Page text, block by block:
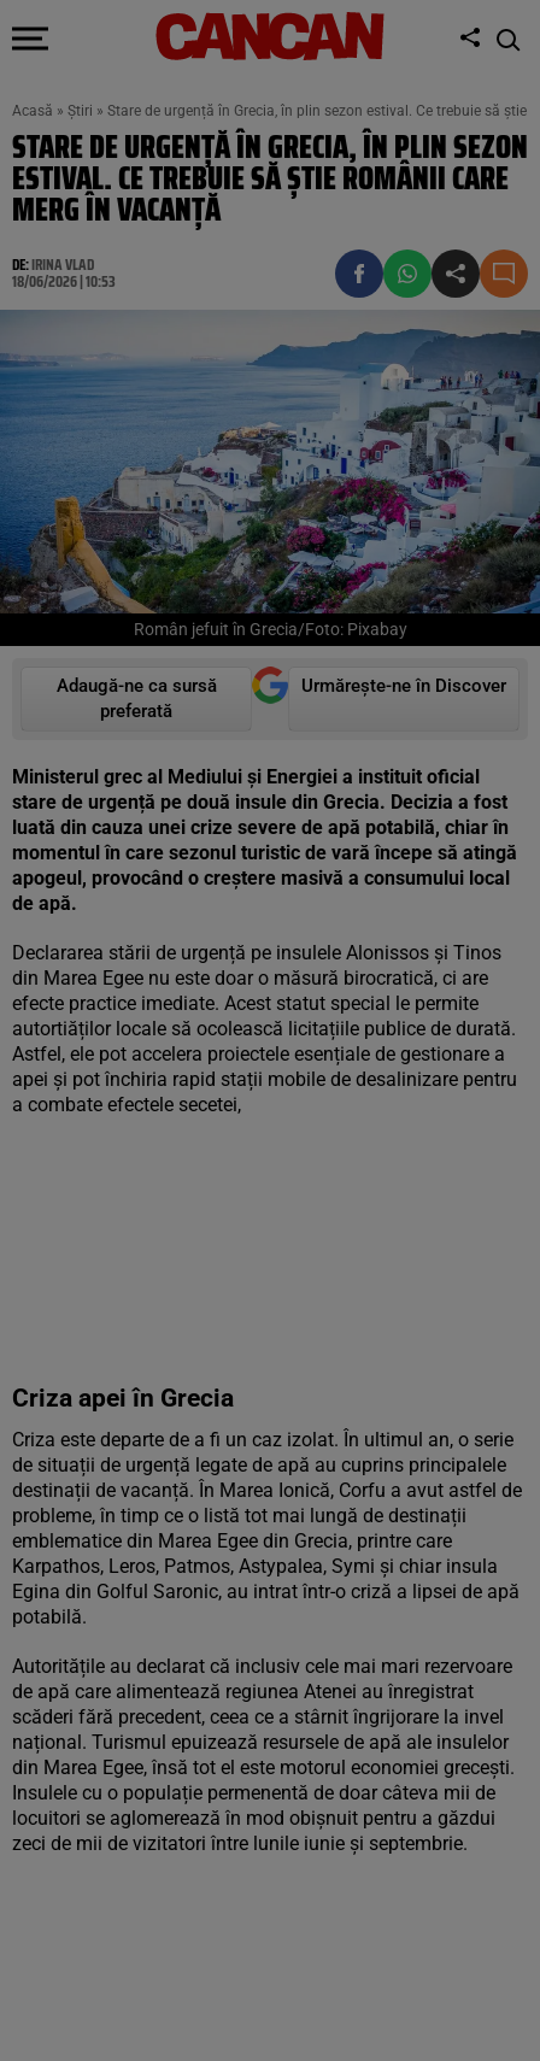
Acasă » Știri » Stare de urgență în Grecia, în plin sezon estival. Ce trebuie să știe
STARE DE URGENȚĂ ÎN GRECIA, ÎN PLIN SEZON
ESTIVAL. CE TREBUIE SĂ ȘTIE ROMÂNII CARE
MERG ÎN VACANȚĂ
DE:IRINA VLAD
18/06/2026 | 10:53
Român jefuit în Grecia/Foto: Pixabay
Adaugă-ne ca sursă
preferată
Urmărește-ne în Discover
Ministerul grec al Mediului și Energiei a instituit oficial
stare de urgență pe două insule din Grecia. Decizia a fost
luată din cauza unei crize severe de apă potabilă, chiar în
momentul în care sezonul turistic de vară începe să atingă
apogeul, provocând o creștere masivă a consumului local
de apă.
Declararea stării de urgență pe insulele Alonissos și Tinos
din Marea Egee nu este doar o măsură birocratică, ci are
efecte practice imediate. Acest statut special le permite
autortiăților locale să ocolească licitațiile publice de durată.
Astfel, ele pot accelera proiectele esențiale de gestionare a
apei și pot închiria rapid stații mobile de desalinizare pentru
a combate efectele secetei,
Criza apei în Grecia
Criza este departe de a fi un caz izolat. În ultimul an, o serie
de situații de urgență legate de apă au cuprins principalele
destinații de vacanță. În Marea Ionică, Corfu a avut astfel de
probleme, în timp ce o listă tot mai lungă de destinații
emblematice din Marea Egee din Grecia, printre care
Karpathos, Leros, Patmos, Astypalea, Symi și chiar insula
Egina din Golful Saronic, au intrat într-o criză a lipsei de apă
potabilă.
Autoritățile au declarat că inclusiv cele mai mari rezervoare
de apă care alimentează regiunea Atenei au înregistrat
scăderi fără precedent, ceea ce a stârnit îngrijorare la invel
național. Turismul epuizează resursele de apă ale insulelor
din Marea Egee, însă tot el este motorul economiei grecești.
Insulele cu o populație permenentă de doar câteva mii de
locuitori se aglomerează în mod obișnuit pentru a găzdui
zeci de mii de vizitatori între lunile iunie și septembrie.